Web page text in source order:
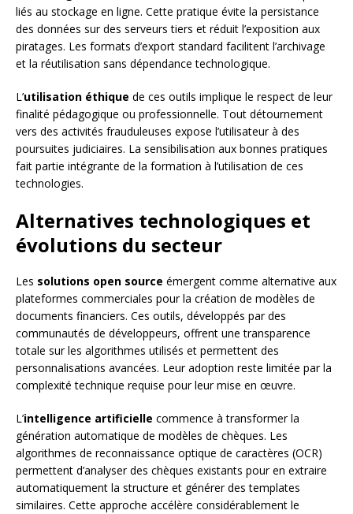
liés au stockage en ligne. Cette pratique évite la persistance
des données sur des serveurs tiers et réduit l’exposition aux
piratages. Les formats d’export standard facilitent l’archivage
et la réutilisation sans dépendance technologique.
L’utilisation éthique de ces outils implique le respect de leur
finalité pédagogique ou professionnelle. Tout détournement
vers des activités frauduleuses expose l’utilisateur à des
poursuites judiciaires. La sensibilisation aux bonnes pratiques
fait partie intégrante de la formation à l’utilisation de ces
technologies.
Alternatives technologiques et
évolutions du secteur
Les solutions open source émergent comme alternative aux
plateformes commerciales pour la création de modèles de
documents financiers. Ces outils, développés par des
communautés de développeurs, offrent une transparence
totale sur les algorithmes utilisés et permettent des
personnalisations avancées. Leur adoption reste limitée par la
complexité technique requise pour leur mise en œuvre.
L’intelligence artificielle commence à transformer la
génération automatique de modèles de chèques. Les
algorithmes de reconnaissance optique de caractères (OCR)
permettent d’analyser des chèques existants pour en extraire
automatiquement la structure et générer des templates
similaires. Cette approche accélère considérablement le